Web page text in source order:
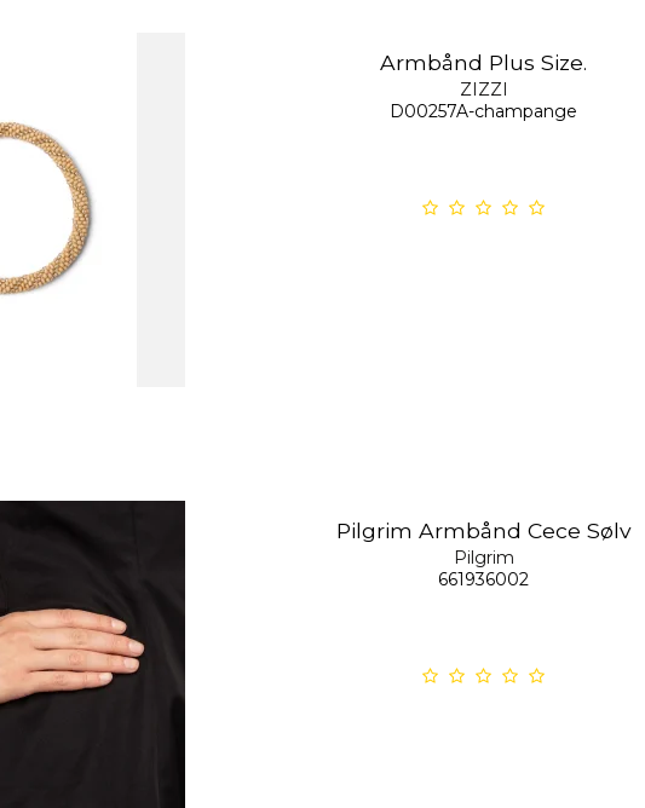
Armbånd Plus Size.
ZIZZI
D00257A-champange
Pilgrim Armbånd Cece Sølv
Pilgrim
661936002